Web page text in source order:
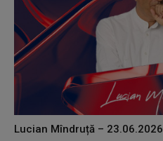
Lucian Mîndruță – 23.06.2026